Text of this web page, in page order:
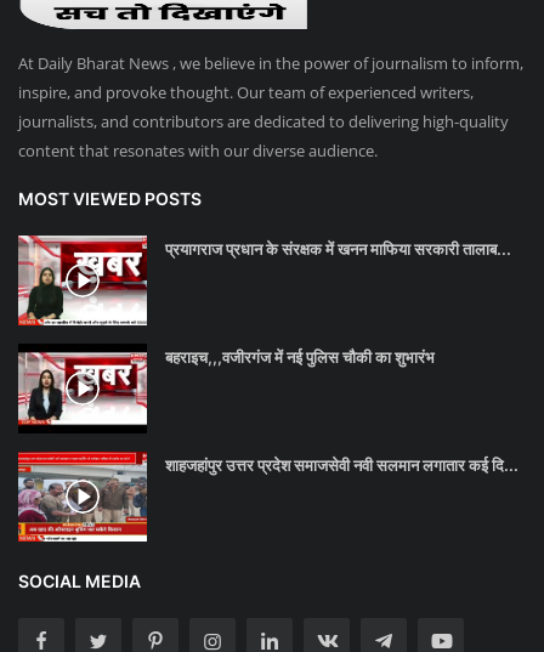
At Daily Bharat News , we believe in the power of journalism to inform,
inspire, and provoke thought. Our team of experienced writers,
journalists, and contributors are dedicated to delivering high-quality
content that resonates with our diverse audience.
MOST VIEWED POSTS
प्रयागराज प्रधान के संरक्षक में खनन माफिया सरकारी तालाब...
बहराइच,,,वजीरगंज में नई पुलिस चौकी का शुभारंभ
शाहजहांपुर उत्तर प्रदेश समाजसेवी नवी सलमान लगातार कई दि...
SOCIAL MEDIA